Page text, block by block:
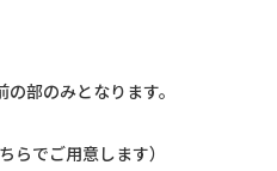
部のみとなります。
らでご用意します）